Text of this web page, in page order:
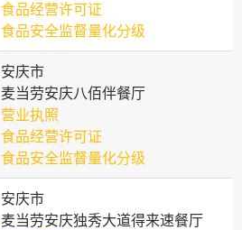
食品经营许可证
食品安全监督量化分级
安庆市
麦当劳安庆八佰伴餐厅
营业执照
食品经营许可证
食品安全监督量化分级
安庆市
麦当劳安庆独秀大道得来速餐厅